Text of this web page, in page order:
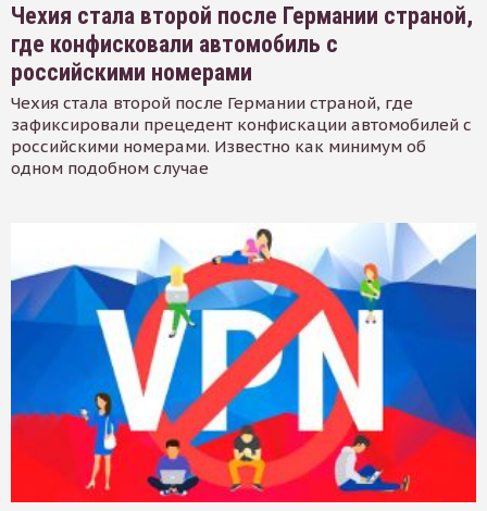
Чехия стала второй после Германии страной,
где конфисковали автомобиль с
российскими номерами
Чехия стала второй после Германии страной, где
зафиксировали прецедент конфискации автомобилей с
российскими номерами. Известно как минимум об
одном подобном случае